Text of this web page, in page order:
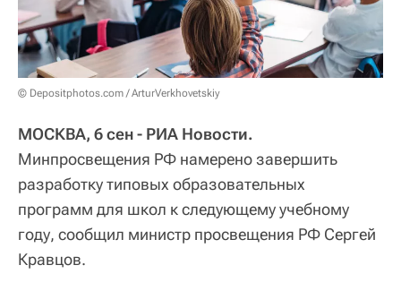
© Depositphotos.com / ArturVerkhovetskiy
МОСКВА, 6 сен - РИА Новости.
Минпросвещения РФ намерено завершить
разработку типовых образовательных
программ для школ к следующему учебному
году, сообщил министр просвещения РФ Сергей
Кравцов.